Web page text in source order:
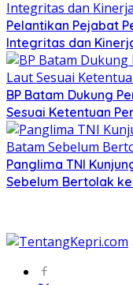
Pelantikan Pejabat
Integritas dan
BP Batam Dukung
Sesuai Ketentuan
Panglima TNI
Sebelum Bertolak